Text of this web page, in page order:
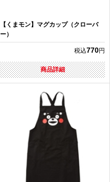
【くまモン】マグカップ（クローバ
ー）
税込770円
商品詳細